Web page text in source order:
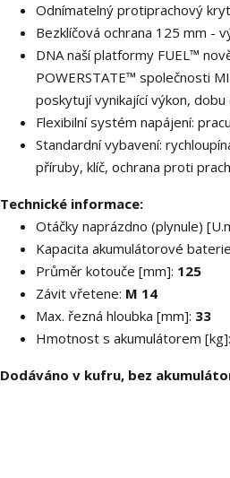
Odnímatelný protiprachový
Bezklíčová ochrana 125 mm -
DNA naší platformy FUEL™
POWERSTATE™ společnosti
poskytují vynikající výkon,
Flexibilní systém napájení:
Standardní vybavení:
příruby, klíč, ochrana proti
Technické informace:
Otáčky naprázdno (plynule)
Kapacita akumulátorové
Průměr kotouče [mm]: 125
Závit vřetene: M 14
Max. řezná hloubka [mm]: 33
Hmotnost s akumulátorem [kg]:
Dodáváno v kufru, bez